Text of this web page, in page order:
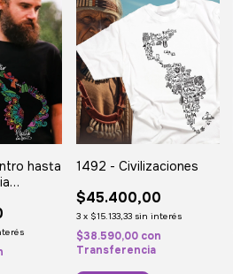
hasta
1492 - Civilizaciones
$45.400,00
3 x $15.133,33 sin interés
$38.590,00 con
Transferencia